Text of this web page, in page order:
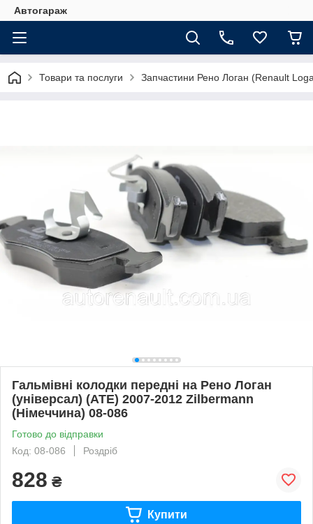
Автогараж
Товари та послуги Запчастини Рено Логан (Renault
Гальмівні колодки передні на Рено Логан
(універсал) (ATE) 2007-2012 Zilbermann
(Німеччина) 08-086
Готово до відправки
Код: 08-086
Роздріб
828 ₴
Купити